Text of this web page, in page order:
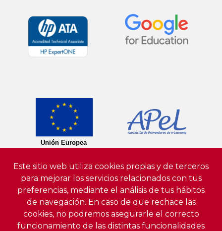
Este sitio web utiliza cookies propias y de terceros
para mejorar los servicios relacionados con tus
preferencias, mediante el análisis de tus hábitos
de navegación. En caso de que rechace las
cookies, no podremos asegurarle el correcto
funcionamiento de las distintas funcionalidades